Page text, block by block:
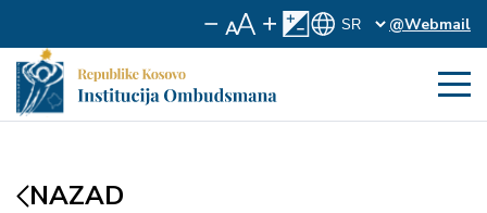
@Webmail
NAZAD